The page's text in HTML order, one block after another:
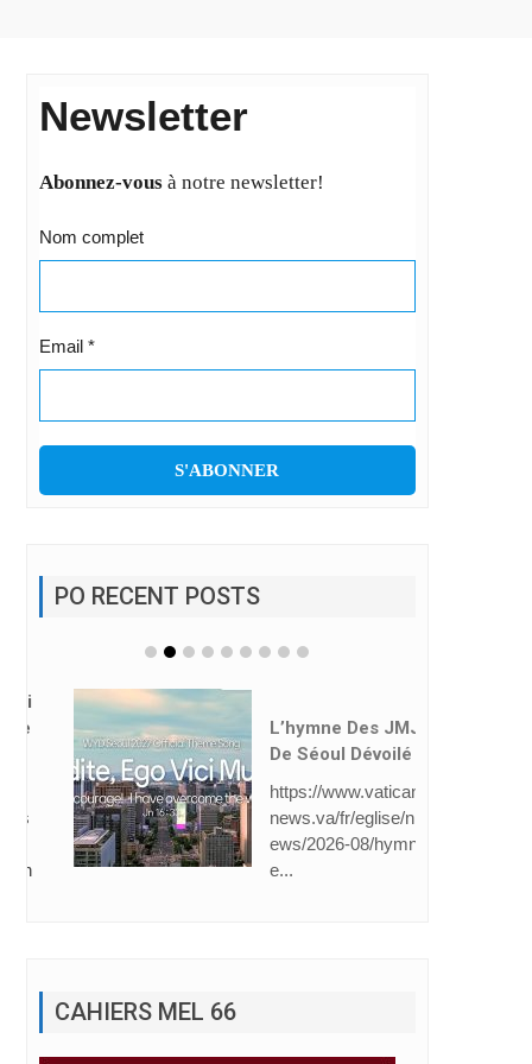
Newsletter
Abonnez-vousà notre newsletter!
Nom complet
Email *
PO RECENT POSTS
De Séoul Dévoilé
https://www.vatican
news.va/fr/eglise/n
ews/2026-08/hymn
e...